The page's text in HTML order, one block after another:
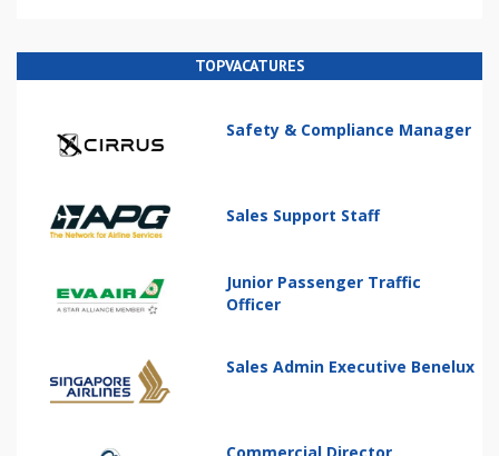
TOPVACATURES
Safety & Compliance Manager
Sales Support Staff
Junior Passenger Traffic
Officer
Sales Admin Executive Benelux